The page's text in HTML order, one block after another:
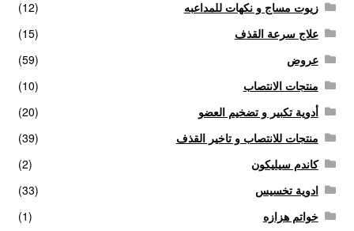
الاكثر مبيعا
العاب زوجية
المتجر
تاتوهات مثيره
حسابي
زيوت مساج و نكهات للمداعبه
(12)
علاج سرعة القذف
(15)
عروض
(59)
منتجات الانتصاب
(10)
أدوية تكبير و تضخيم العضو
(20)
منتجات للانتصاب و تاخير القذف
(39)
كاندم سيليكون
(2)
ادوية تخسيس
(33)
خواتم هزازه
(1)